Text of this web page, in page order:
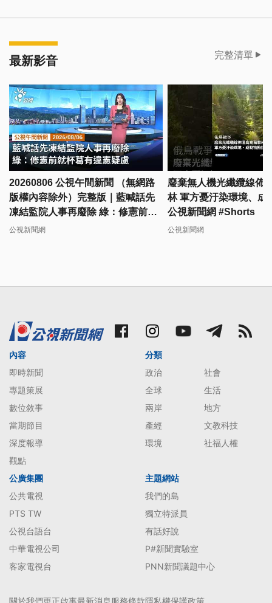
最新影音 完整清單
20260806 公視午間新聞 （無網路
版權內容除外）完整版｜藍喊話先
凍結監院人事再廢除 綠：修憲前就
杯葛有違憲疑慮
公視新聞網
廢棄無人機光纖纜線佈
林 軍方憂汙染環境、成
公視新聞網 #Shorts
公視新聞網
內容
即時新聞
專題策展
數位敘事
當期節目
深度報導
觀點
分類
政治
社會
全球
生活
兩岸
地方
產經
文教科技
環境
社福人權
公廣集團
公共電視
PTS TW
公視台語台
中華電視公司
客家電視台
主題網站
我們的島
獨立特派員
有話好說
P#新聞實驗室
PNN新聞議題中心
關於我們更正啟事最新消息 服務條款隱私權保護政策